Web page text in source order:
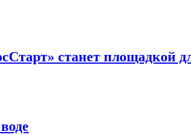
станет площадкой